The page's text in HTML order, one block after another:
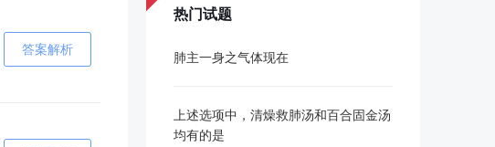
答案解析
热门试题
肺主一身之气体现在
上述选项中，清燥救肺汤和百合固金汤
均有的是